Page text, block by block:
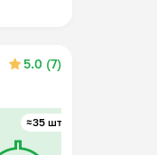
5.0 (7)
≈35 шт.